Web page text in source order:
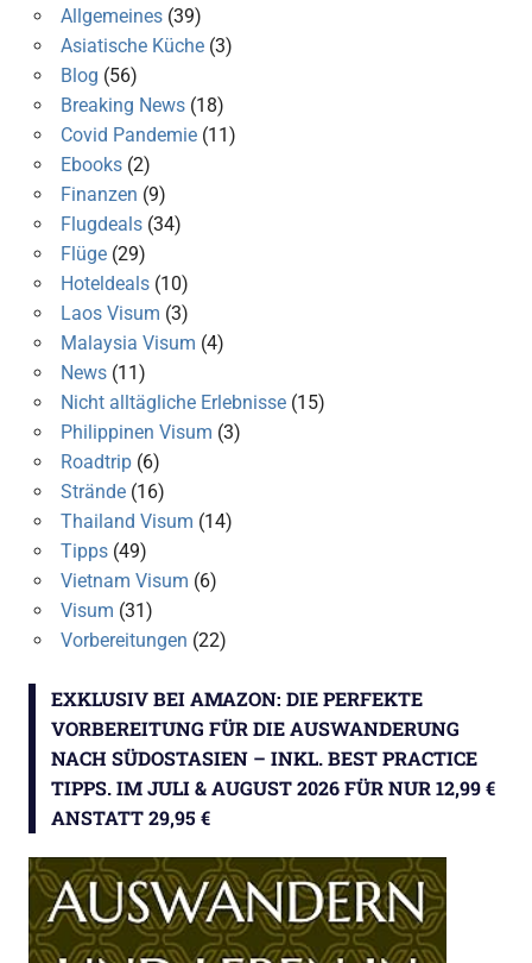
Allgemeines(39)
Asiatische Küche(3)
Blog (56)
Breaking News(18)
Covid Pandemie(11)
Ebooks(2)
Finanzen (9)
Flugdeals(34)
Flüge(29)
Hoteldeals(10)
Laos Visum (3)
Malaysia Visum (4)
News(11)
Nicht alltägliche Erlebnisse(15)
Philippinen Visum (3)
Roadtrip(6)
Strände(16)
Thailand Visum (14)
Tipps(49)
Vietnam Visum (6)
Visum (31)
Vorbereitungen (22)
EXKLUSIV BEI AMAZON: DIE PERFEKTE
VORBEREITUNG FÜR DIE AUSWANDERUNG
NACH SÜDOSTASIEN – INKL. BEST PRACTICE
TIPPS. IM JULI & AUGUST 2026 FÜR NUR 12,99 €
ANSTATT 29,95 €